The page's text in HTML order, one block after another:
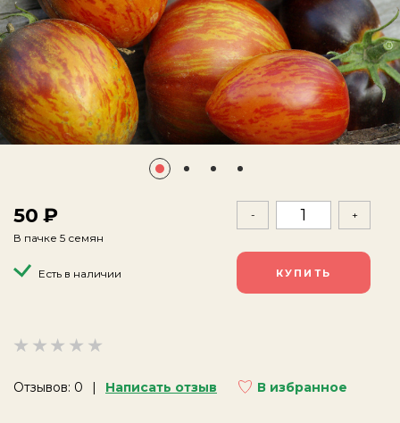
Отзывов: 0 Написать отзыв В избранное
50
В пачке 5 семян
Есть в наличии
- +